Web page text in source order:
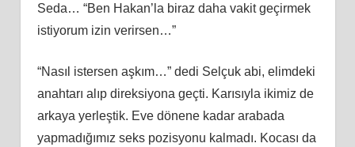
Seda… “Ben Hakan’la biraz daha vakit geçirmek
istiyorum izin verirsen…”
“Nasıl istersen aşkım…” dedi Selçuk abi, elimdeki
anahtarı alıp direksiyona geçti. Karısıyla ikimiz de
arkaya yerleştik. Eve dönene kadar arabada
yapmadığımız seks pozisyonu kalmadı. Kocası da